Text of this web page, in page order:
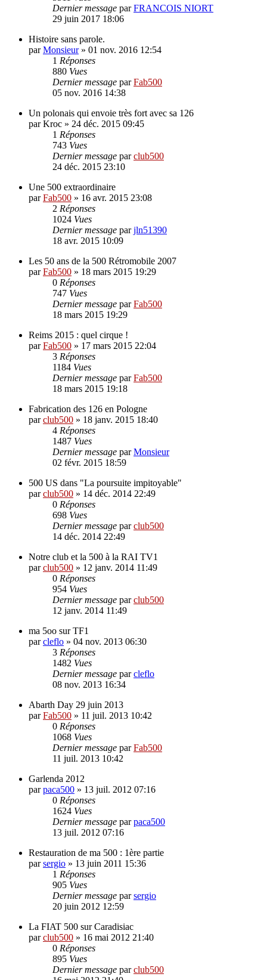
Dernier message parFRANCOIS NIORT
29 juin 2017 18:06
Histoire sans parole.
parMonsieur» 01 nov. 2016 12:54
1 Réponses
880 Vues
Dernier message parFab500
05 nov. 2016 14:38
Un polonais qui envoie très fort avec sa 126
parKroc » 24 déc. 2015 09:45
1 Réponses
743 Vues
Dernier message parclub500
24 déc. 2015 23:10
Une 500 extraordinaire
parFab500 » 16 avr. 2015 23:08
2 Réponses
1024 Vues
Dernier message parjln51390
18 avr. 2015 10:09
Les 50 ans de la 500 Rétromobile 2007
parFab500 » 18 mars 2015 19:29
0 Réponses
747 Vues
Dernier message parFab500
18 mars 2015 19:29
Reims 2015 : quel cirque !
parFab500 » 17 mars 2015 22:04
3 Réponses
1184 Vues
Dernier message parFab500
18 mars 2015 19:18
Fabrication des 126 en Pologne
parclub500 » 18 janv. 2015 18:40
4 Réponses
1487 Vues
Dernier message parMonsieur
02 févr. 2015 18:59
500 US dans "La poursuite impitoyable"
parclub500 » 14 déc. 2014 22:49
0 Réponses
698 Vues
Dernier message parclub500
14 déc. 2014 22:49
Notre club et la 500 à la RAI TV1
parclub500 » 12 janv. 2014 11:49
0 Réponses
954 Vues
Dernier message parclub500
12 janv. 2014 11:49
ma 5oo sur TF1
parcleflo » 04 nov. 2013 06:30
3 Réponses
1482 Vues
Dernier message parcleflo
08 nov. 2013 16:34
Abarth Day 29 juin 2013
parFab500 » 11 juil. 2013 10:42
0 Réponses
1068 Vues
Dernier message parFab500
11 juil. 2013 10:42
Garlenda 2012
parpaca500 » 13 juil. 2012 07:16
0 Réponses
1624 Vues
Dernier message parpaca500
13 juil. 2012 07:16
Restauration de ma 500 : 1ère partie
parsergio » 13 juin 2011 15:36
1 Réponses
905 Vues
Dernier message parsergio
20 juin 2012 12:59
La FIAT 500 sur Caradisiac
parclub500 » 16 mai 2012 21:40
0 Réponses
895 Vues
Dernier message parclub500